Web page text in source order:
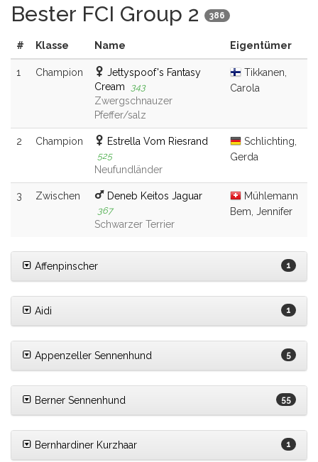
Bester FCI Group 2 386
# Klasse Name Eigentümer
1 Champion
Jettyspoof's Fantasy
Cream
343
Zwergschnauzer
Pfeffer/salz
Tikkanen,
Carola
2 Champion Estrella Vom Riesrand
525
Neufundländer
Schlichting,
Gerda
3 Zwischen Deneb Keitos Jaguar
367
Schwarzer Terrier
Mühlemann
Bem, Jennifer
Affenpinscher 1
Aidi 1
Appenzeller Sennenhund 5
Berner Sennenhund 55
Bernhardiner Kurzhaar 1